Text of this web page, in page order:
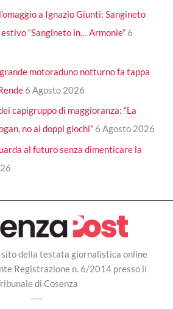
a Ignazio Giunti: Sangineto
“Sangineto in… Armonie” 6
motoraduno notturno fa tappa
6 Agosto 2026
capigruppo di maggioranza: “La
no ai doppi giochi” 6 Agosto 2026
al futuro senza dimenticare la
sito della testata giornalistica online
Registrazione n. 6/2014 presso il
di Cosenza
----